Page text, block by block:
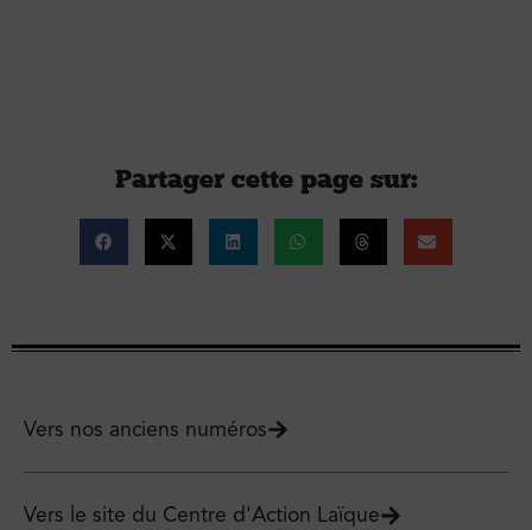
Partager cette page sur :
Vers nos anciens numéros
Vers le site du Centre d'Action Laïque